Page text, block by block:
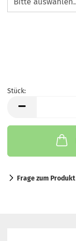
Stück:
Frage zum Produkt